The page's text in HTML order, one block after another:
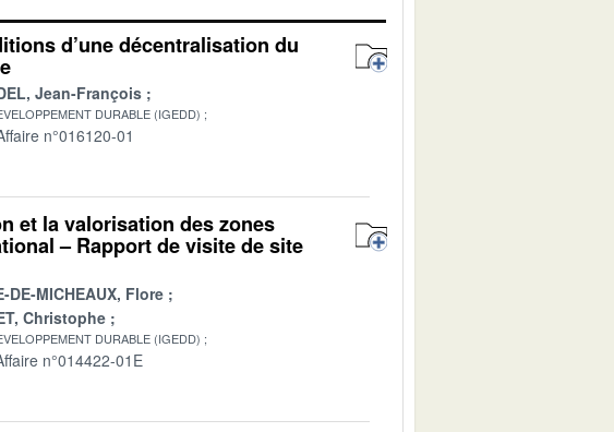
d’une décentralisation du
Jean-François
DURABLE (IGEDD)
n°016120-01
et la valorisation des zones
– Rapport de visite de site
DE-MICHEAUX, Flore
Christophe
DURABLE (IGEDD)
n°014422-01E